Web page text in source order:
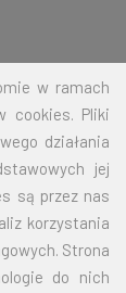
w ramach
cookies. Pliki
działania
jej
są przez nas
korzystania
Strona
do nich
wyliczona
BRUTTO
15,38
23,37